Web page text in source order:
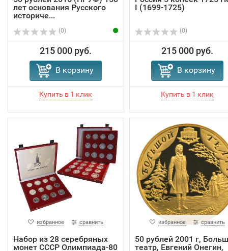
лет основания Русского
историче...
(0)
215 000 руб.
В корзину
I (1699-1725)
(0)
215 000 руб.
В корзину
избранное сравнить
Набор из 28 серебряных
монет СССР Олимпиада-80
избранное сравнить
50 рублей 2001 г,
театр, Евгений Онегин,